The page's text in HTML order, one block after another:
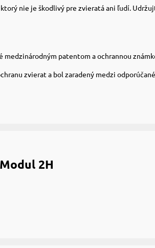
nie je škodlivý pre zvieratá ani ľudí.
medzinárodným patentom a ochrannou
zvierat a bol zaradený medzi
2H